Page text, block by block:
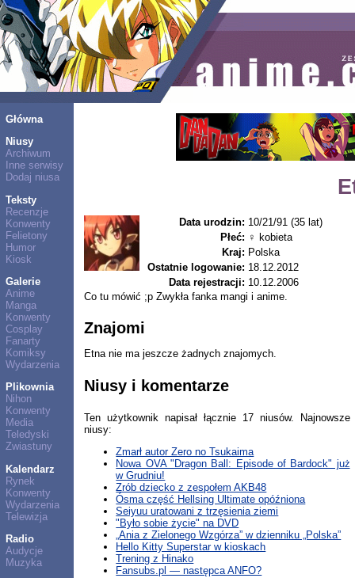
Główna
Niusy
Archiwum
Inne serwisy
Dodaj niusa
Teksty
Recenzje
Konwenty
Felietony
Humor
Kiosk
Galerie
Anime
Manga
Konwenty
Cosplay
Fanarty
Komiksy
Wydarzenia
Plikownia
Nihon
Konwenty
Media
Teledyski
Zwiastuny
Kalendarz
Rynek
Konwenty
Wydarzenia
Telewizja
Radio
Audycje
Muzyka
Data urodzin: 10/21/91 (35 lat)
Płeć: ♀ kobieta
Kraj: Polska
Ostatnie logowanie: 18.12.2012
Data rejestracji: 10.12.2006
Co tu mówić ;p Zwykła fanka mangi i anime.
Znajomi
Etna nie ma jeszcze żadnych znajomych.
Niusy i komentarze
Ten użytkownik napisał łącznie 17 niusów. Najnowsze
niusy:
Zmarł autor Zero no Tsukaima
Nowa OVA "Dragon Ball: Episode of Bardock" już
w Grudniu!
Zrób dziecko z zespołem AKB48
Ósma część Hellsing Ultimate opóźniona
Seiyuu uratowani z trzęsienia ziemi
"Było sobie życie" na DVD
„Ania z Zielonego Wzgórza” w dzienniku „Polska”
Hello Kitty Superstar w kioskach
Trening z Hinako
Fansubs.pl — następca ANFO?